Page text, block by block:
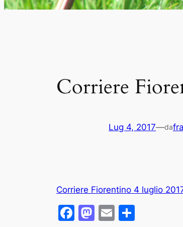
Corriere
Lug 4, 2017—da
Corriere Fiorentino 4 luglio
Facebook
Mastodon
Email